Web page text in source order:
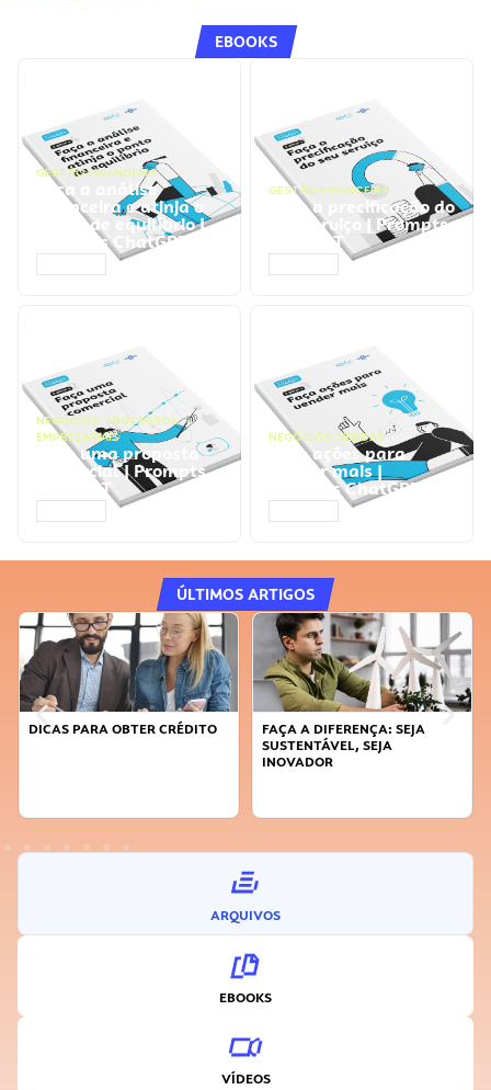
EBOOKS
GESTÃO FINANCEIRA
Faça a análise
financeira e atinja o
ponto de equilíbrio |
Prompts ChatGPT
GESTÃO FINANCEIRA
Faça a precificação do
seu serviço | Prompts
ChatGPT
NEGÓCIOS, PROCESSOS
EMPRESARIAIS
Faça uma proposta
comercial | Prompts
ChatGPT
NEGÓCIOS, VENDAS
Faça ações para
vender mais |
Prompts ChatGPT
ÚLTIMOS ARTIGOS
DICAS PARA OBTER CRÉDITO
FAÇA A DIFERENÇA: SEJA
SUSTENTÁVEL, SEJA
INOVADOR
ARQUIVOS
EBOOKS
VÍDEOS